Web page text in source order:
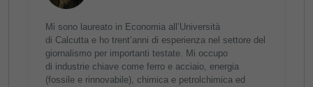
Mi sono laureato in Economia all’Università
di Calcutta e ho trent’anni di esperienza nel settore del
giornalismo per importanti testate. Mi occupo
di industrie chiave come ferro e acciaio, energia
(fossile e rinnovabile), chimica e petrolchimica ed